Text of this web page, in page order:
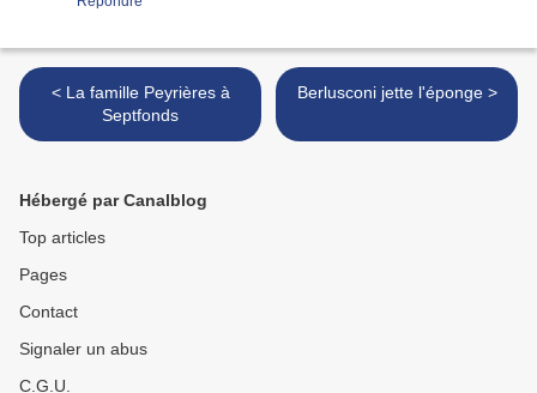
< La famille Peyrières à
Septfonds
Berlusconi jette l'éponge >
Hébergé par Canalblog
Top articles
Pages
Contact
Signaler un abus
C.G.U.